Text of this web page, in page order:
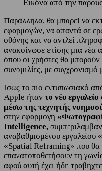
Εικόνα από την
Παράλληλα, θα μπορεί να
εφαρμογών, να απαντά σε
οθόνης και να αντλεί
ανακοίνωσε επίσης μια νέα
όπου οι χρήστες θα
συνομιλίες, με
Ισως το πιο εντυπωσιακό
Apple ήταν το νέο
μέσω της τεχνητής
στην εφαρμογή
Intelligence,
αναβαθμισμένου εργαλείου
«Spatial Reframing» που θα
επανατοποθετήσουν τη
αφού αυτή έχει ήδη